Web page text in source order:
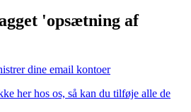
'opsætning af
dine email kontoer
her hos os, så kan du tilføje alle de